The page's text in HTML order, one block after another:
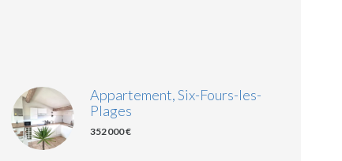
Appartement, Six-Fours-les-
Plages
352 000 €